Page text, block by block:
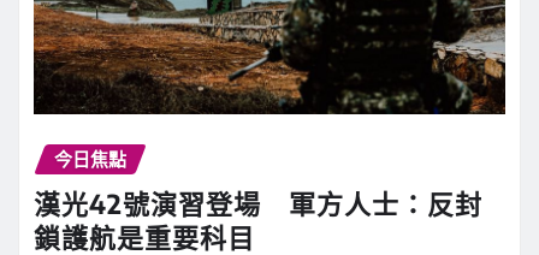
今日焦點
漢光42號演習登場 軍方人士：反封
鎖護航是重要科目